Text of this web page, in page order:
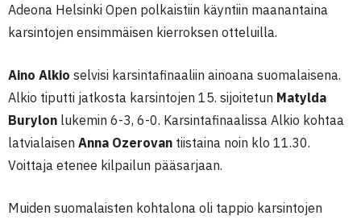
Adeona Helsinki Open polkaistiin käyntiin maanantaina
karsintojen ensimmäisen kierroksen otteluilla.
Aino Alkio selvisi karsintafinaaliin ainoana suomalaisena.
Alkio tiputti jatkosta karsintojen 15. sijoitetun Matylda
Burylon lukemin 6-3, 6-0. Karsintafinaalissa Alkio kohtaa
latvialaisen Anna Ozerovan tiistaina noin klo 11.30.
Voittaja etenee kilpailun pääsarjaan.
Muiden suomalaisten kohtalona oli tappio karsintojen